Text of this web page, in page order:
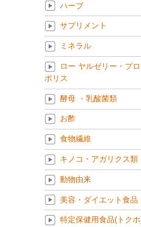
ハーブ
サプリメント
ミネラル
ロー ヤルゼリー・プロ
ポリス
酵母 ・乳酸菌類
お酢
食物繊維
キノコ・アガリクス類
動物由来
美容・ダイエット食品
特定保健用食品(トク